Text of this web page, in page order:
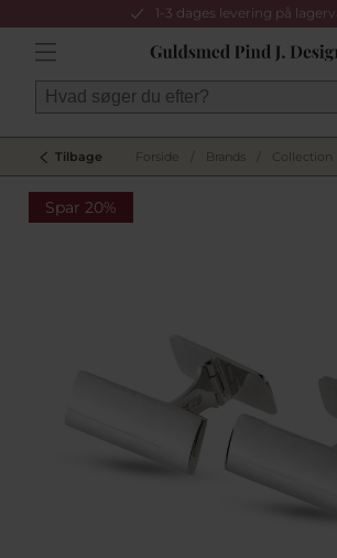
1-3 dages levering på
Tilbage Forside Brands Collection
Spar 20%